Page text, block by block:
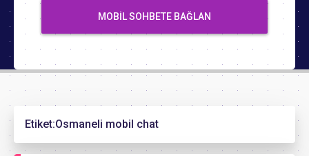
MOBIL SOHBETE BAĞLAN
Etiket:Osmaneli mobil chat